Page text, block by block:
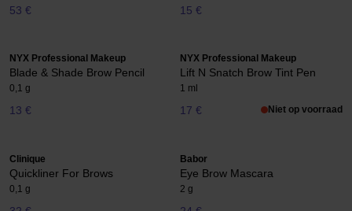
53 € 15 €
NYX Professional Makeup
Blade & Shade Brow Pencil
0,1 g
13 €
NYX Professional Makeup
Lift N Snatch Brow Tint Pen
1 ml
17 € Niet op voorraad
Clinique
Quickliner For Brows
0,1 g
Babor
Eye Brow Mascara
2 g